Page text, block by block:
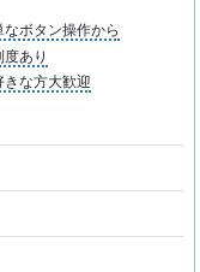
ボタン操作から
あり
きな方大歓迎